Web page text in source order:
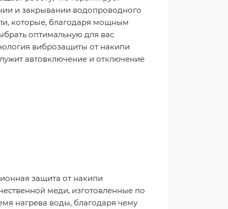
и закрывании водопроводного
которые, благодаря мощным
оптимальную для вас
виброзащиты от накипи
автовключение и отключение
защита от накипи
меди, изготовленные по
нагрева воды, благодаря чему